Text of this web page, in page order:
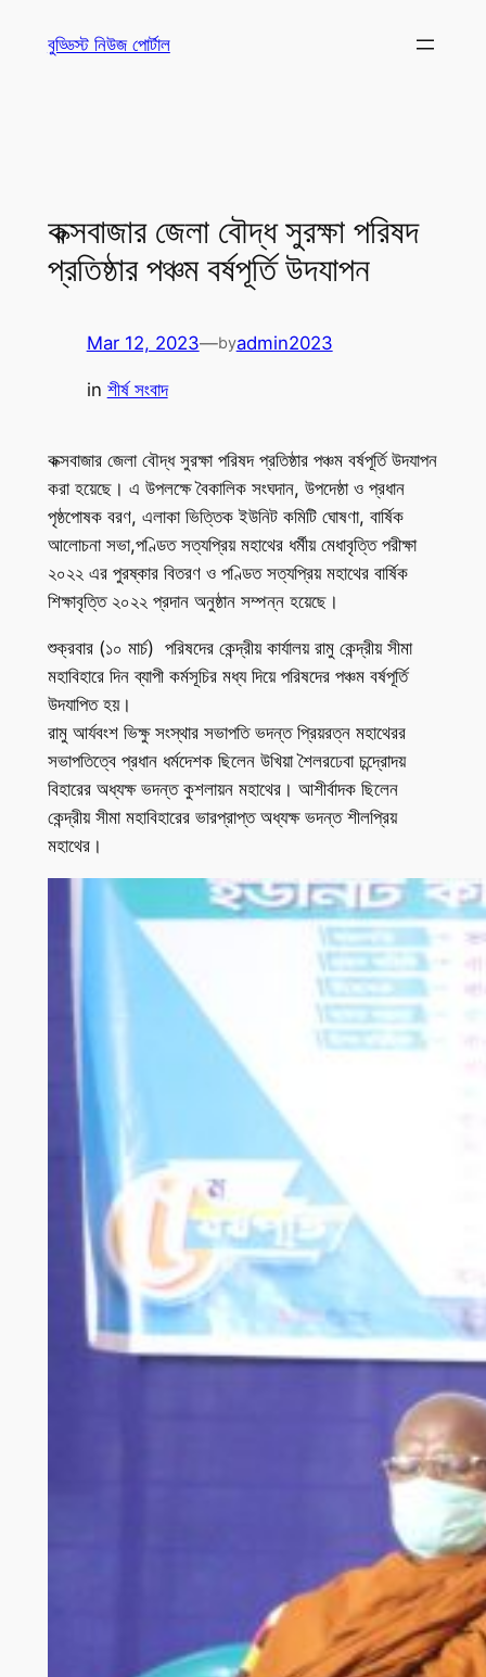
বুড্ডিস্ট নিউজ পোর্টাল
কক্সবাজার জেলা বৌদ্ধ সুরক্ষা পরিষদ
প্রতিষ্ঠার পঞ্চম বর্ষপূর্তি উদযাপন
Mar 12, 2023—byadmin2023
in শীর্ষ সংবাদ
কক্সবাজার জেলা বৌদ্ধ সুরক্ষা পরিষদ প্রতিষ্ঠার পঞ্চম বর্ষপূর্তি উদযাপন
করা হয়েছে। এ উপলক্ষে বৈকালিক সংঘদান, উপদেষ্ঠা ও প্রধান
পৃষ্ঠপোষক বরণ, এলাকা ভিত্তিক ইউনিট কমিটি ঘোষণা, বার্ষিক
আলোচনা সভা,পণ্ডিত সত্যপ্রিয় মহাথের ধর্মীয় মেধাবৃত্তি পরীক্ষা
২০২২ এর পুরষ্কার বিতরণ ও পণ্ডিত সত্যপ্রিয় মহাথের বার্ষিক
শিক্ষাবৃত্তি ২০২২ প্রদান অনুষ্ঠান সম্পন্ন হয়েছে।
শুক্রবার (১০ মার্চ) পরিষদের কেন্দ্রীয় কার্যালয় রামু কেন্দ্রীয় সীমা
মহাবিহারে দিন ব্যাপী কর্মসূচির মধ্য দিয়ে পরিষদের পঞ্চম বর্ষপূর্তি
উদযাপিত হয়।
রামু আর্যবংশ ভিক্ষু সংস্থার সভাপতি ভদন্ত প্রিয়রত্ন মহাথেরর
সভাপতিত্বে প্রধান ধর্মদেশক ছিলেন উখিয়া শৈলরঢেবা চন্দ্রোদয়
বিহারের অধ্যক্ষ ভদন্ত কুশলায়ন মহাথের। আশীর্বাদক ছিলেন
কেন্দ্রীয় সীমা মহাবিহারের ভারপ্রাপ্ত অধ্যক্ষ ভদন্ত শীলপ্রিয়
মহাথের।